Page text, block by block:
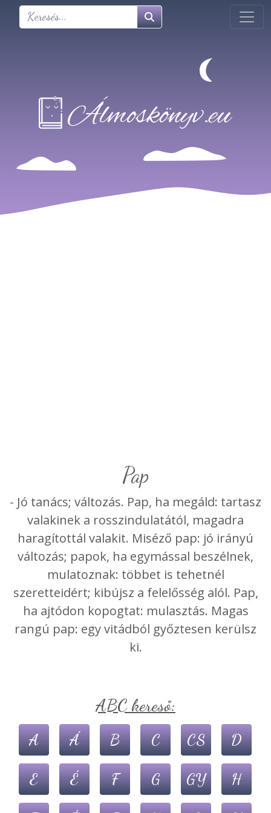
pap
- Jó tanács; változás. Pap, ha megáld: tartasz
valakinek a rosszindulatától, magadra
haragítottál valakit. Miséző pap: jó irányú
változás; papok, ha egymással beszélnek,
mulatoznak: többet is tehetnél
szeretteidért; kibújsz a felelősség alól. Pap,
ha ajtódon kopogtat: mulasztás. Magas
rangú pap: egy vitádból győztesen kerülsz
ki.
ABC kereső:
A Á B C CS D
E É F G GY H